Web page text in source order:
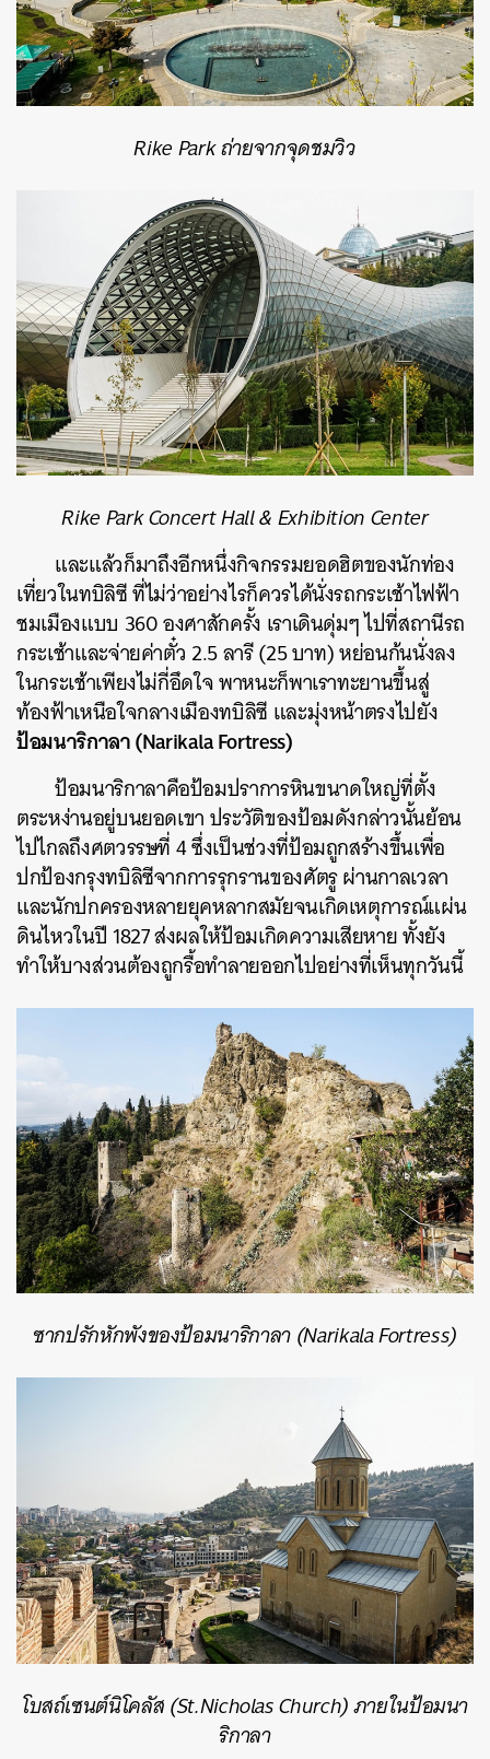
Rike Park ถ่ายจากจุดชมวิว
Rike Park Concert Hall & Exhibition Center
และแล้วก็มาถึงอีกหนึ่งกิจกรรมยอดฮิตของนักท่อง
เที่ยวในทบิลิซี ที่ไม่ว่าอย่างไรก็ควรได้นั่งรถกระเช้าไฟฟ้า
ชมเมืองแบบ 360 องศาสักครั้ง เราเดินดุ่มๆ ไปที่สถานีรถ
กระเช้าและจ่ายค่าตั๋ว 2.5 ลารี (25 บาท) หย่อนก้นนั่งลง
ในกระเช้าเพียงไม่กี่อึดใจ พาหนะก็พาเราทะยานขึ้นสู่
ท้องฟ้าเหนือใจกลางเมืองทบิลิซี และมุ่งหน้าตรงไปยัง
ป้อมนาริกาลา (Narikala Fortress)
ป้อมนาริกาลาคือป้อมปราการหินขนาดใหญ่ที่ตั้ง
ตระหง่านอยู่บนยอดเขา ประวัติของป้อมดังกล่าวนั้นย้อน
ไปไกลถึงศตวรรษที่ 4 ซึ่งเป็นช่วงที่ป้อมถูกสร้างขึ้นเพื่อ
ปกป้องกรุงทบิลิซีจากการรุกรานของศัตรู ผ่านกาลเวลา
และนักปกครองหลายยุคหลากสมัยจนเกิดเหตุการณ์แผ่น
ดินไหวในปี 1827 ส่งผลให้ป้อมเกิดความเสียหาย ทั้งยัง
ทำให้บางส่วนต้องถูกรื้อทำลายออกไปอย่างที่เห็นทุกวันนี้
ซากปรักหักพังของป้อมนาริกาลา (Narikala Fortress)
โบสถ์เซนต์นิโคลัส (St.Nicholas Church) ภายในป้อมนา
ริกาลา